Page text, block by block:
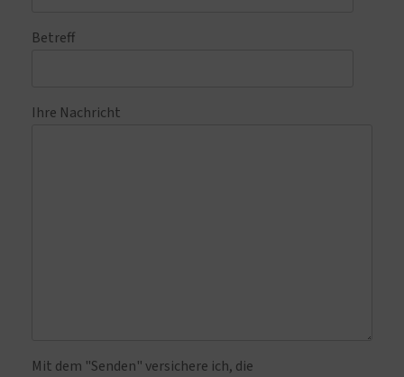
Betreff
Ihre Nachricht
Bitte lasse dieses Feld leer.
Mit dem "Senden" versichere ich, die